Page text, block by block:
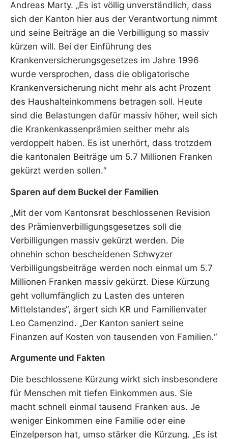
Andreas Marty. „Es ist völlig unverständlich, dass
sich der Kanton hier aus der Verantwortung nimmt
und seine Beiträge an die Verbilligung so massiv
kürzen will. Bei der Einführung des
Krankenversicherungsgesetzes im Jahre 1996
wurde versprochen, dass die obligatorische
Krankenversicherung nicht mehr als acht Prozent
des Haushalteinkommens betragen soll. Heute
sind die Belastungen dafür massiv höher, weil sich
die Krankenkassenprämien seither mehr als
verdoppelt haben. Es ist unerhört, dass trotzdem
die kantonalen Beiträge um 5.7 Millionen Franken
gekürzt werden sollen.“
Sparen auf dem Buckel der Familien
„Mit der vom Kantonsrat beschlossenen Revision
des Prämienverbilligungsgesetzes soll die
Verbilligungen massiv gekürzt werden. Die
ohnehin schon bescheidenen Schwyzer
Verbilligungsbeiträge werden noch einmal um 5.7
Millionen Franken massiv gekürzt. Diese Kürzung
geht vollumfänglich zu Lasten des unteren
Mittelstandes“, ärgert sich KR und Familienvater
Leo Camenzind. „Der Kanton saniert seine
Finanzen auf Kosten von tausenden von Familien.“
Argumente und Fakten
Die beschlossene Kürzung wirkt sich insbesondere
für Menschen mit tiefen Einkommen aus. Sie
macht schnell einmal tausend Franken aus. Je
weniger Einkommen eine Familie oder eine
Einzelperson hat, umso stärker die Kürzung. „Es ist